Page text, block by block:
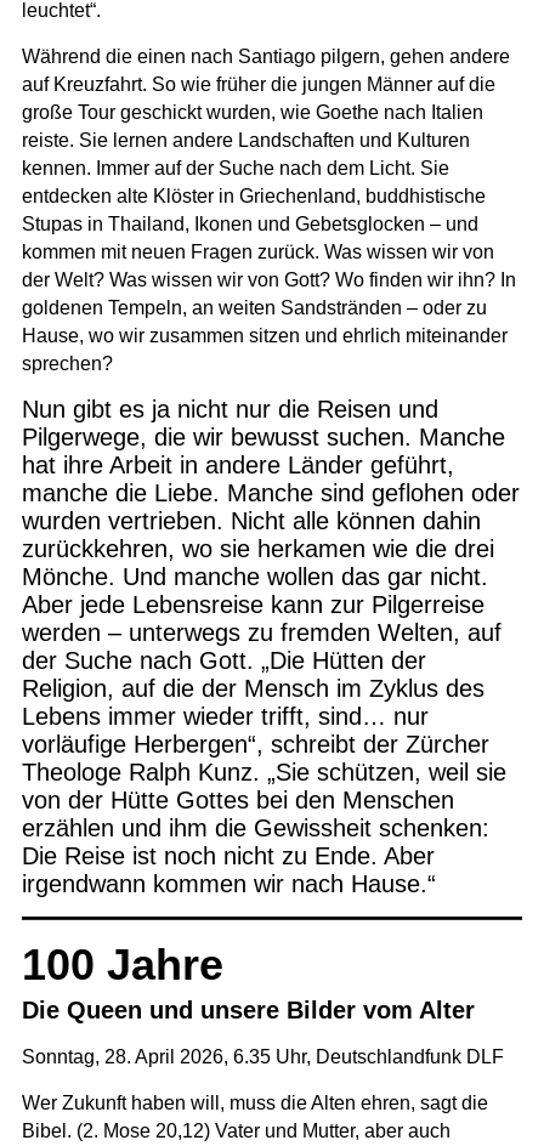
leuchtet“.
Während die einen nach Santiago pilgern, gehen andere
auf Kreuzfahrt. So wie früher die jungen Männer auf die
große Tour geschickt wurden, wie Goethe nach Italien
reiste. Sie lernen andere Landschaften und Kulturen
kennen. Immer auf der Suche nach dem Licht. Sie
entdecken alte Klöster in Griechenland, buddhistische
Stupas in Thailand, Ikonen und Gebetsglocken – und
kommen mit neuen Fragen zurück. Was wissen wir von
der Welt? Was wissen wir von Gott? Wo finden wir ihn? In
goldenen Tempeln, an weiten Sandstränden – oder zu
Hause, wo wir zusammen sitzen und ehrlich miteinander
sprechen?
Nun gibt es ja nicht nur die Reisen und
Pilgerwege, die wir bewusst suchen. Manche
hat ihre Arbeit in andere Länder geführt,
manche die Liebe. Manche sind geflohen oder
wurden vertrieben. Nicht alle können dahin
zurückkehren, wo sie herkamen wie die drei
Mönche. Und manche wollen das gar nicht.
Aber jede Lebensreise kann zur Pilgerreise
werden – unterwegs zu fremden Welten, auf
der Suche nach Gott. „Die Hütten der
Religion, auf die der Mensch im Zyklus des
Lebens immer wieder trifft, sind… nur
vorläufige Herbergen“, schreibt der Zürcher
Theologe Ralph Kunz. „Sie schützen, weil sie
von der Hütte Gottes bei den Menschen
erzählen und ihm die Gewissheit schenken:
Die Reise ist noch nicht zu Ende. Aber
irgendwann kommen wir nach Hause.“
100 Jahre
Die Queen und unsere Bilder vom Alter
Sonntag, 28. April 2026, 6.35 Uhr, DeutschlandfunkDLF
Wer Zukunft haben will, muss die Alten ehren, sagt die
Bibel. (2. Mose 20,12) Vater und Mutter, aber auch